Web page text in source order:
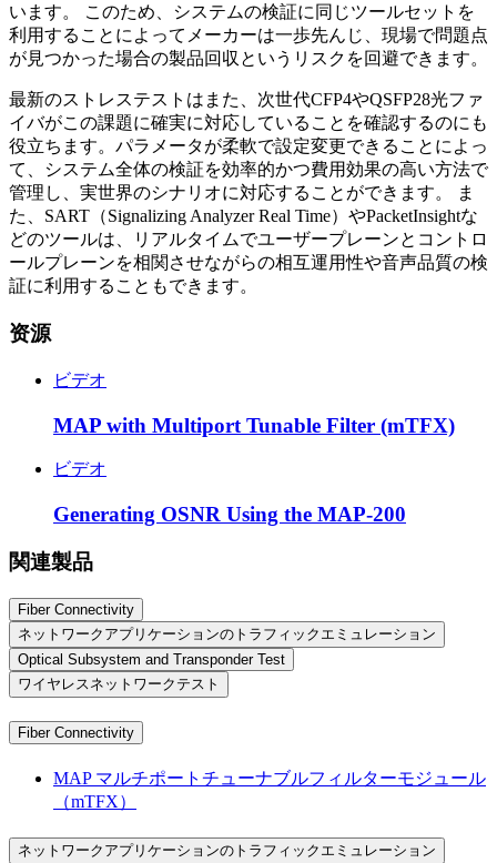
います。 このため、システムの検証に同じツールセットを
利用することによってメーカーは一歩先んじ、現場で問題点
が見つかった場合の製品回収というリスクを回避できます。
最新のストレステストはまた、次世代CFP4やQSFP28光ファ
イバがこの課題に確実に対応していることを確認するのにも
役立ちます。パラメータが柔軟で設定変更できることによっ
て、システム全体の検証を効率的かつ費用効果の高い方法で
管理し、実世界のシナリオに対応することができます。 ま
た、SART（Signalizing Analyzer Real Time）やPacketInsightな
どのツールは、リアルタイムでユーザープレーンとコントロ
ールプレーンを相関させながらの相互運用性や音声品質の検
証に利用することもできます。
资源
ビデオ
MAP with Multiport Tunable Filter (mTFX)
ビデオ
Generating OSNR Using the MAP-200
関連製品
Fiber Connectivity
ネットワークアプリケーションのトラフィックエミュレーション
Optical Subsystem and Transponder Test
ワイヤレスネットワークテスト
Fiber Connectivity
MAP マルチポートチューナブルフィルターモジュール
（mTFX）
ネットワークアプリケーションのトラフィックエミュレーション